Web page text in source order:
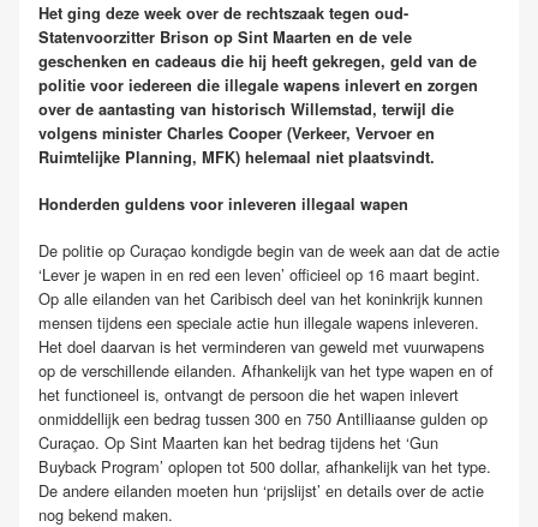
Het ging deze week over de rechtszaak tegen oud-
Statenvoorzitter Brison op Sint Maarten en de vele
geschenken en cadeaus die hij heeft gekregen, geld van de
politie voor iedereen die illegale wapens inlevert en zorgen
over de aantasting van historisch Willemstad, terwijl die
volgens minister Charles Cooper (Verkeer, Vervoer en
Ruimtelijke Planning, MFK) helemaal niet plaatsvindt.
Honderden guldens voor inleveren illegaal wapen
De politie op Curaçao kondigde begin van de week aan dat de actie
‘Lever je wapen in en red een leven’ officieel op 16 maart begint.
Op alle eilanden van het Caribisch deel van het koninkrijk kunnen
mensen tijdens een speciale actie hun illegale wapens inleveren.
Het doel daarvan is het verminderen van geweld met vuurwapens
op de verschillende eilanden. Afhankelijk van het type wapen en of
het functioneel is, ontvangt de persoon die het wapen inlevert
onmiddellijk een bedrag tussen 300 en 750 Antilliaanse gulden op
Curaçao. Op Sint Maarten kan het bedrag tijdens het ‘Gun
Buyback Program’ oplopen tot 500 dollar, afhankelijk van het type.
De andere eilanden moeten hun ‘prijslijst’ en details over de actie
nog bekend maken.